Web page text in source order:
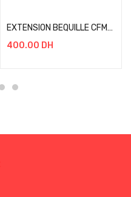
EXTENSION BEQUILLE CFMOTO MT 450 GRIS NOIR
400.00 DH